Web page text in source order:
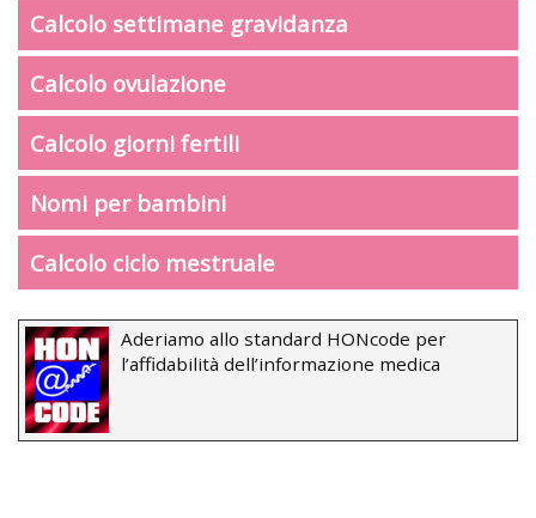
Calcolo settimane gravidanza
Calcolo ovulazione
Calcolo giorni fertili
Nomi per bambini
Calcolo ciclo mestruale
Aderiamo allo standard HONcode per
l’affidabilità dell’informazione medica